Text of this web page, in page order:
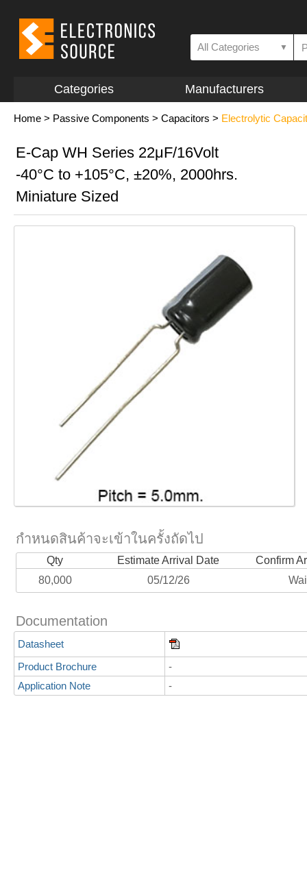
All Categories ▼
Categories Manufacturers
Home > Passive Components > Capacitors > Electrolytic
E-Cap WH Series 22μF/16Volt
-40°C to +105°C, ±20%, 2000hrs.
Miniature Sized
กำหนดสินค้าจะเข้าในครั้งถัดไป
Qty Estimate Arrival Date
Confirm
80,000
05/12/26
Documentation
Datasheet
Product Brochure
-
Application Note
-